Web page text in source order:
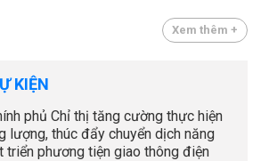
Xem thêm +
KIỆN
phủ Chỉ thị tăng cường thực hiện
lượng, thúc đẩy chuyển dịch năng
triển phương tiện giao thông điện